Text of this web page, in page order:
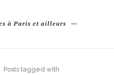
à Paris et ailleurs
Posts tagged with